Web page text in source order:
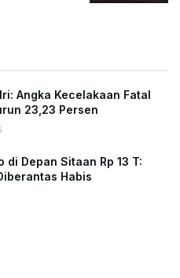
Angka Kecelakaan Fatal
23,23 Persen
di Depan Sitaan Rp 13 T:
Habis